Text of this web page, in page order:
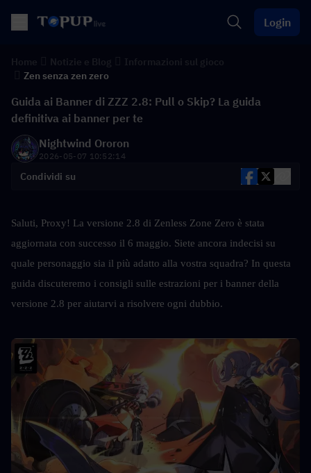
Login
Zen senza zen zero
Guida ai Banner di ZZZ 2.8: Pull o Skip? La guida
definitiva ai banner per te
Nightwind Ororon
2026-05-07 10:52:14
Condividi su
Saluti, Proxy! La versione 2.8 di Zenless Zone Zero è stata
aggiornata con successo il 6 maggio. Siete ancora indecisi su
quale personaggio sia il più adatto alla vostra squadra? In questa
guida discuteremo i consigli sulle estrazioni per i banner della
versione 2.8 per aiutarvi a risolvere ogni dubbio.